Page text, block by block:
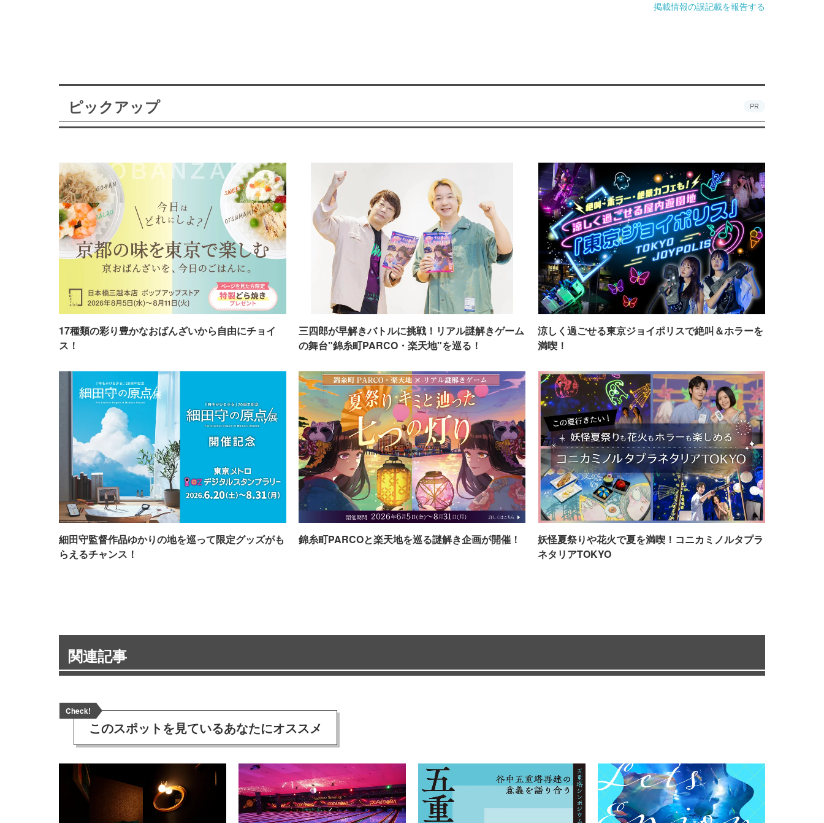
掲載情報の誤記載を報告する
ピックアップ PR
17種類の彩り豊かなおばんざいから自由にチョイ
ス！
三四郎が早解きバトルに挑戦！リアル謎解きゲーム
の舞台"錦糸町PARCO・楽天地"を巡る！
涼しく過ごせる東京ジョイポリスで絶叫＆ホラーを
満喫！
細田守監督作品ゆかりの地を巡って限定グッズがも
らえるチャンス！
錦糸町PARCOと楽天地を巡る謎解き企画が開催！
妖怪夏祭りや花火で夏を満喫！コニカミノルタプラ
ネタリアTOKYO
関連記事
Check!
このスポットを見ているあなたにオススメ